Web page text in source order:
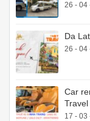
26 - 04
Da
26 - 04
Car
17 - 03